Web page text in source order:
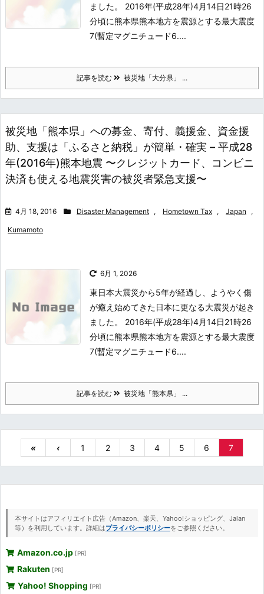
ました。 2016年(平成28年)4月14日21時26
分頃に熊本県熊本地方を震源とする最大震度
7(暫定マグニチュード6....
記事を読む 被災地「大分県」 ...
被災地「熊本県」への募金、寄付、義援金、資金援
助、支援は「ふるさと納税」が簡単・確実 – 平成28
年(2016年)熊本地震 〜クレジットカード、コンビニ
決済も使える地震災害の被災者緊急支援〜
4月 18, 2016 Disaster Management , Hometown Tax , Japan ,
Kumamoto
6月 1, 2026
東日本大震災から5年が経過し、ようやく傷
が癒え始めてきた日本に更なる大震災が起き
ました。 2016年(平成28年)4月14日21時26
分頃に熊本県熊本地方を震源とする最大震度
7(暫定マグニチュード6....
記事を読む 被災地「熊本県」 ...
« ‹ 1 2 3 4 5 6 7
本サイトはアフィリエイト広告（Amazon、楽天、Yahoo!ショッピング、Jalan
等）を利用しています。詳細はプライバシーポリシーをご参照ください。
Amazon.co.jp [PR]
Rakuten [PR]
Yahoo! Shopping [PR]